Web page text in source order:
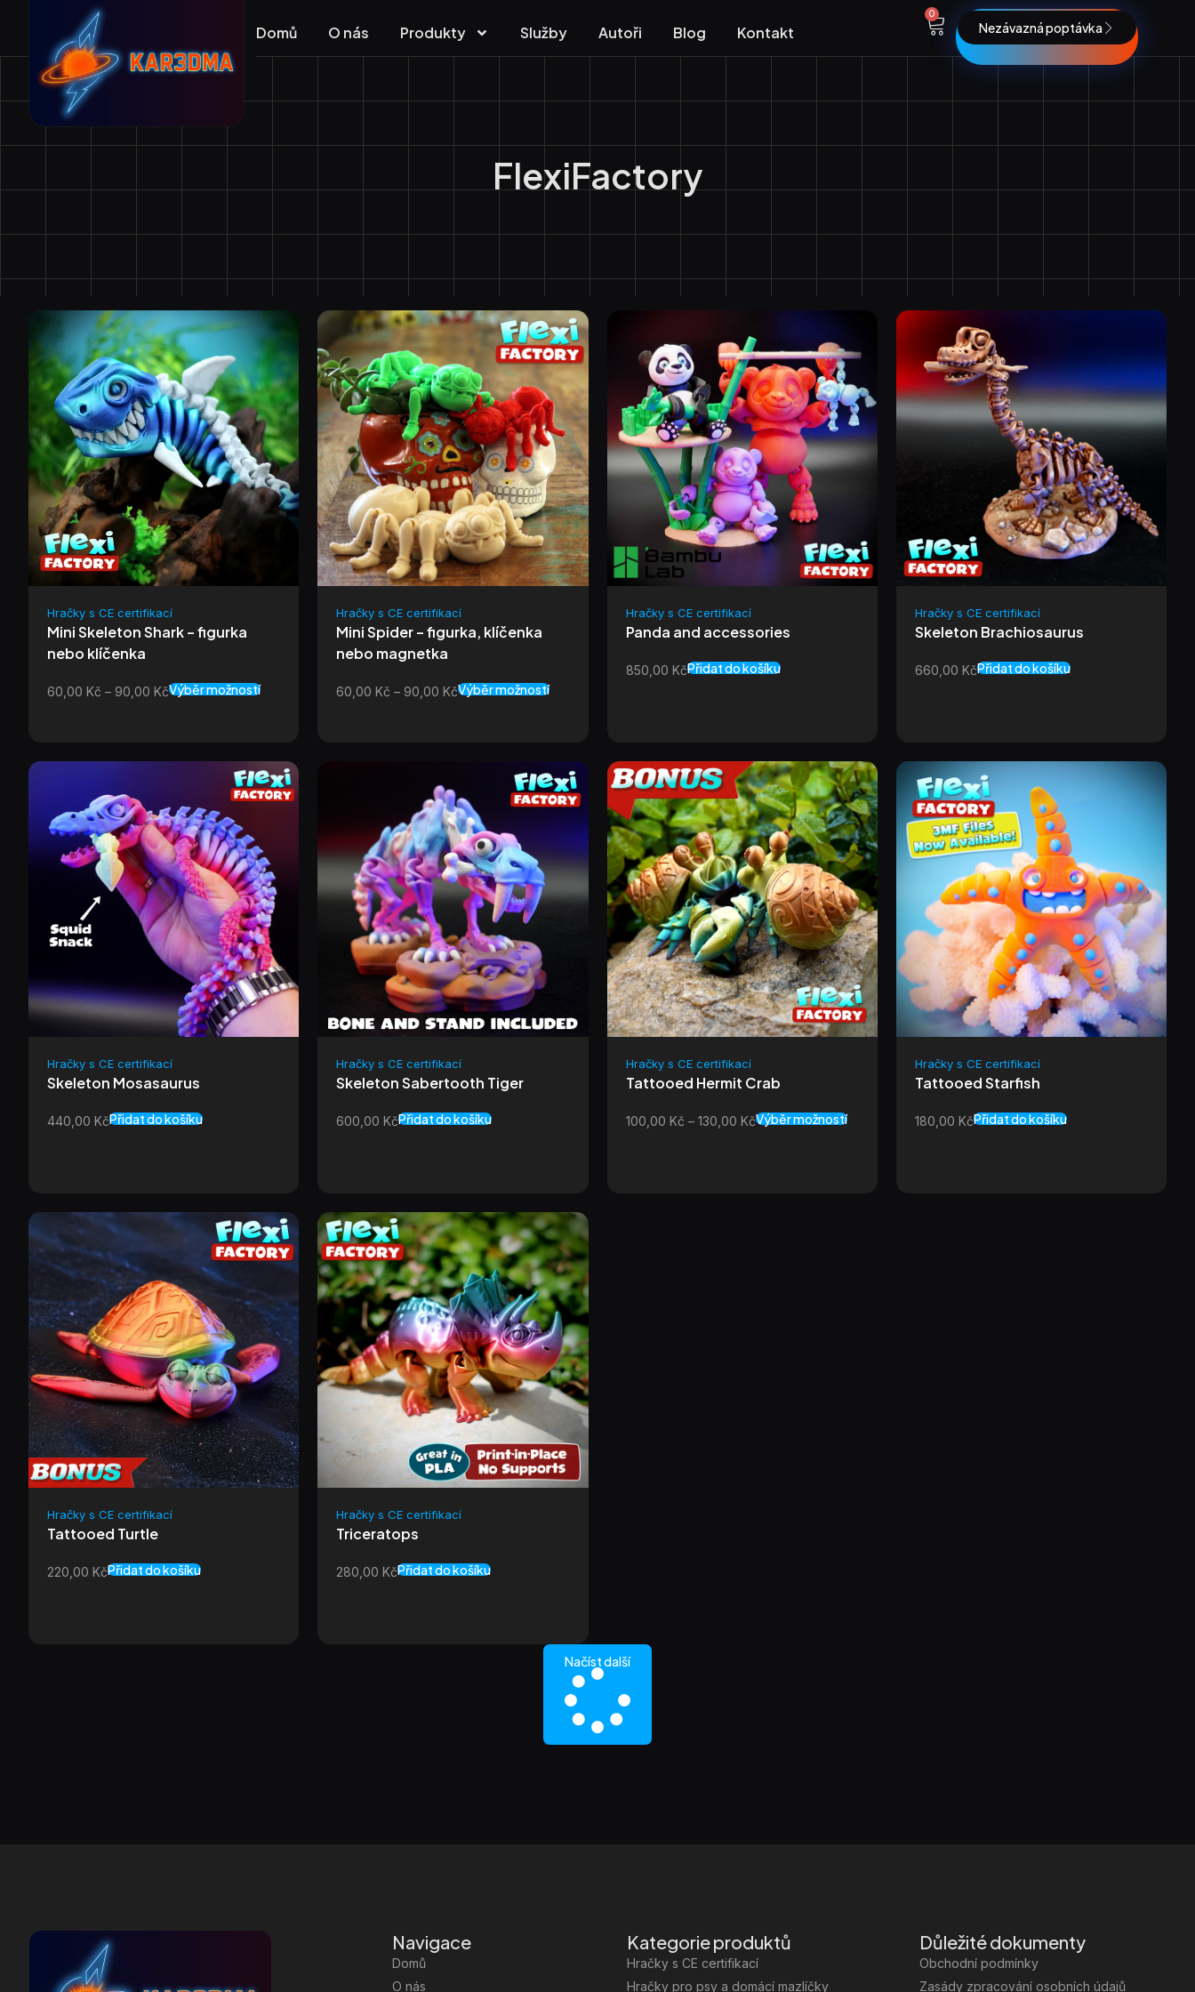
Domů O nás Produkty Služby Autoři Blog Kontakt
0
Nezávazná poptávka
FlexiFactory
Hračky s CE certifikací
Mini Skeleton Shark – figurka
nebo klíčenka
60,00 Kč – 90,00 KčVýběr možností
Hračky s CE certifikací
Mini Spider – figurka, klíčenka
nebo magnetka
60,00Kč – 90,00KčVýběr možností
Hračky s CE certifikací
Panda and accessories
850,00 KčPřidat do košíku
Hračky s CE certifikací
Skeleton Brachiosaurus
660,00 KčPřidat do košíku
Hračky s CE certifikací
Skeleton Mosasaurus
440,00 KčPřidat do košíku
Hračky s CE certifikací
Skeleton Sabertooth Tiger
600,00KčPřidat do košíku
Hračky s CE certifikací
Tattooed Hermit Crab
100,00 Kč – 130,00 KčVýběr možností
Hračky s CE certifikací
Tattooed Starfish
180,00 KčPřidat do košíku
Hračky s CE certifikací
Tattooed Turtle
220,00 KčPřidat do košíku
Hračky s CE certifikací
Triceratops
280,00KčPřidat do košíku
Načíst další
Navigace
Domů
O nás
Kategorie produktů
Hračky s CE certifikací
Hračky pro psy a domácí mazlíčky
Důležité dokumenty
Obchodní podmínky
Zasády zpracování osobních údajů